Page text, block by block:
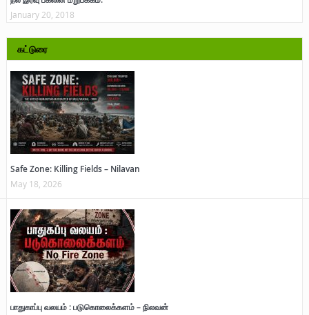
January 20, 2018
கட்டுரை
Safe Zone: Killing Fields – Nilavan
May 18, 2026
பாதுகாப்பு வலயம் : படுகொலைக்களம் – நிலவன்